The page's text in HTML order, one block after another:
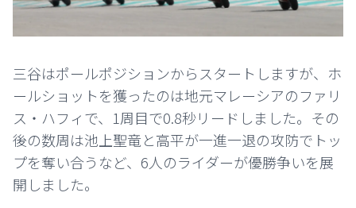
三谷はポールポジションからスタートしますが、ホ
ールショットを獲ったのは地元マレーシアのファリ
ス・ハフィで、1周目で0.8秒リードしました。その
後の数周は池上聖竜と高平が一進一退の攻防でトッ
プを奪い合うなど、6人のライダーが優勝争いを展
開しました。